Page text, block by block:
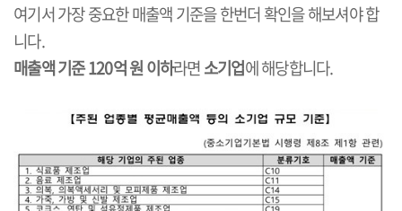
여기서 가장 중요한 매출액 기준을 한번더 확인을 해보셔야 합
니다.
매출액 기준 120억 원 이하라면소기업에 해당합니다.